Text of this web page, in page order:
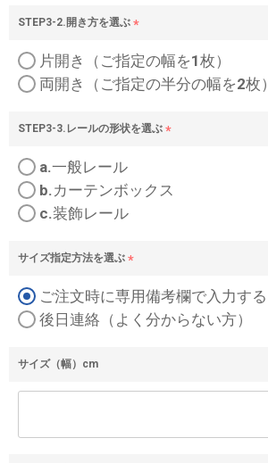
STEP3-2.開き方を選ぶ
必
須
)
片開き（ご指定の幅を1枚）
両開き（ご指定の半分の幅を2枚）
STEP3-3.レールの形状を選ぶ
須
a.一般レール
b.カーテンボックス
c.装飾レール
サイズ指定方法を選ぶ
必
須
ご注文時に専用備考欄で入力する
後日連絡（よく分からない方）
サイズ（幅）cm